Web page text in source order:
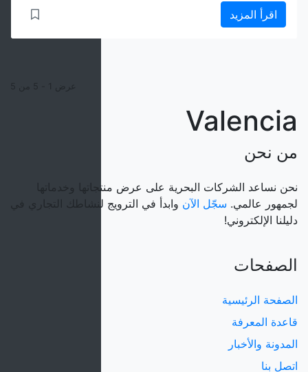
اقرأ المزيد
عرض 1 - 5 من 5
Valencia
من نحن
نحن نساعد الشركات البحرية على عرض منتجاتها وخدماتها
لجمهور عالمي. سجّل الآن وابدأ في الترويج لنشاطك التجاري في
دليلنا الإلكتروني!
الصفحات
الصفحة الرئيسية
قاعدة المعرفة
المدونة والأخبار
اتصل بنا